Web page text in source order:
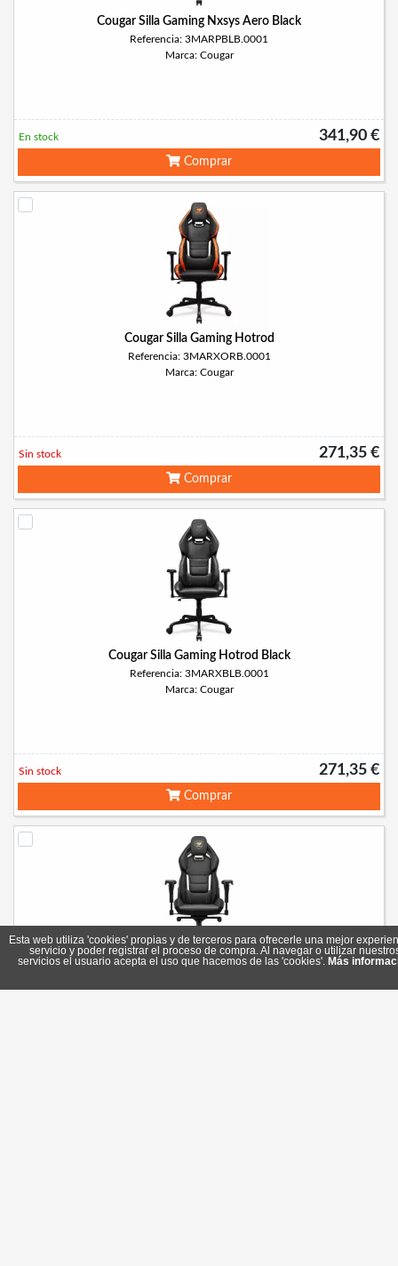
Cougar Silla Gaming Nxsys Aero Black
Referencia: 3MARPBLB.0001
Marca: Cougar
341,90 €
En stock
Comprar
Cougar Silla Gaming Hotrod
Referencia: 3MARXORB.0001
Marca: Cougar
271,35 €
Sin stock
Comprar
Cougar Silla Gaming Hotrod Black
Referencia: 3MARXBLB.0001
Marca: Cougar
271,35 €
Sin stock
Comprar
Referencia: 3MARXGLB.0001
Esta web utiliza 'cookies' propias y de terceros para ofrecerle una mejor
servicio y poder registrar el proceso de compra. Al navegar o utilizar
servicios el usuario acepta el uso que hacemos de las 'cookies'. Más